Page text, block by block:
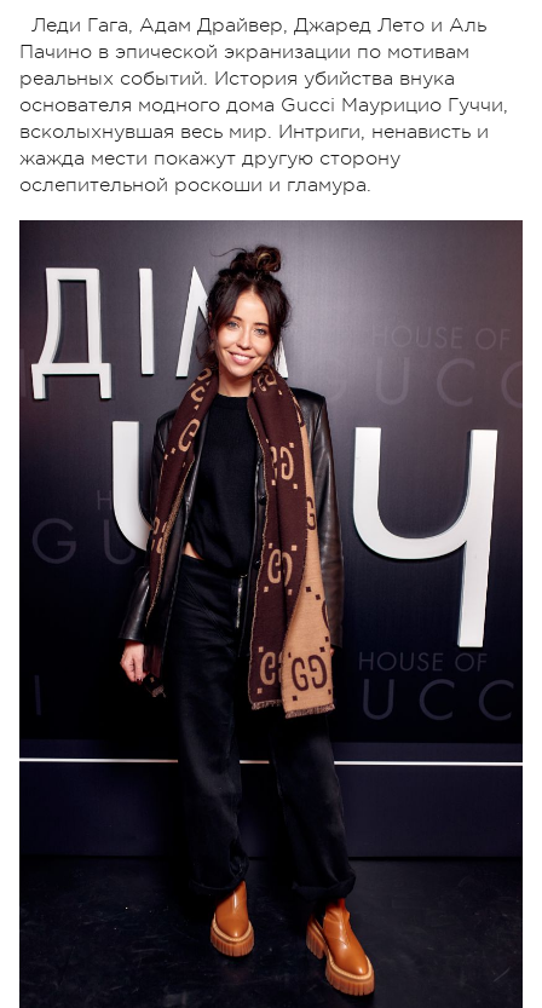
Леди Гага, Адам Драйвер, Джаред Лето и Аль
Пачино в эпической экранизации по мотивам
реальных событий. История убийства внука
основателя модного дома Gucci Маурицио Гуччи,
всколыхнувшая весь мир. Интриги, ненависть и
жажда мести покажут другую сторону
ослепительной роскоши и гламура.